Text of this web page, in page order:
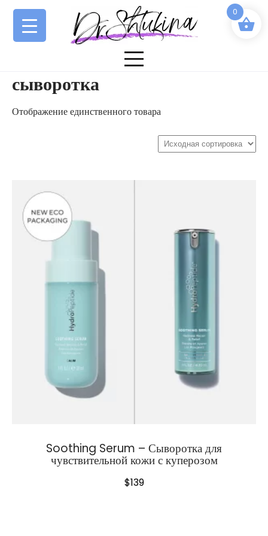
Перейти
содержимому
сыворотка
Отображение единственного товара
Soothing Serum – Сыворотка для
чувствительной кожи с куперозом
$139
0